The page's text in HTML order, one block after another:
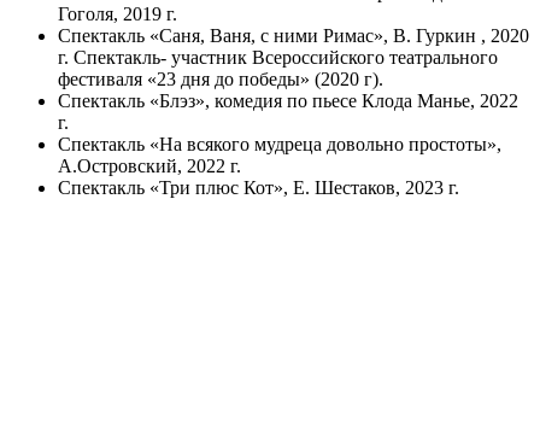
Гоголя, 2019 г.
Спектакль «Саня, Ваня, с ними Римас», В. Гуркин , 2020
г. Спектакль- участник Всероссийского театрального
фестиваля «23 дня до победы» (2020 г).
Спектакль «Блэз», комедия по пьесе Клода Манье, 2022
г.
Спектакль «На всякого мудреца довольно простоты»,
А.Островский, 2022 г.
Спектакль «Три плюс Кот», Е. Шестаков, 2023 г.